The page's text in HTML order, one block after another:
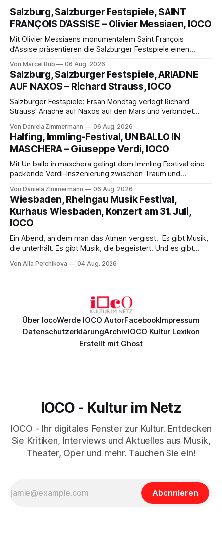
Salzburg, Salzburger Festspiele, SAINT
FRANÇOIS D’ASSISE – Olivier Messiaen, IOCO
Mit Olivier Messiaens monumentalem Saint François
d’Assise präsentieren die Salzburger Festspiele einen
eine bildgewaltige Inszenierung, Maxime Pascal entfaltet
die komplexe Partitur eindrucksvoll, Philippe Sly berührt als
Franziskus.
Von Marcel Bub 06 Aug. 2026
Salzburg, Salzburger Festspiele, ARIADNE
AUF NAXOS – Richard Strauss, IOCO
Salzburger Festspiele: Ersan Mondtag verlegt Richard
Strauss' Ariadne auf Naxos auf den Mars und verbindet
Aufführung mit starken Solisten und den Wiener
Philharmonikern, szenisch bleibt der zweite Akt jedoch
hinter den Erwartungen zurück.
Von Daniela Zimmermann 06 Aug. 2026
Halfing, Immling-Festival, UN BALLO IN
MASCHERA – Giuseppe Verdi, IOCO
Mit Un ballo in maschera gelingt dem Immling Festival eine
packende Verdi-Inszenierung zwischen Traum und
psychologische Tiefe mit starken Bildern, getragen von
einem spielfreudigen Ensemble und einer musikalisch
überzeugenden Gesamtleistung.
Von Daniela Zimmermann 06 Aug. 2026
Wiesbaden, Rheingau Musik Festival,
Kurhaus Wiesbaden, Konzert am 31. Juli,
IOCO
Ein Abend, an dem man das Atmen vergisst. Es gibt Musik,
die unterhält. Es gibt Musik, die begeistert. Und es gibt
Genau so war der Abend im Kurhaus Wiesbaden, an dem
Von Alla Perchikova 04 Aug. 2026
Über IocoWerde IOCO AutorFacebookImpressum
DatenschutzerklärungArchivIOCO Kultur Lexikon
Erstellt mit Ghost
IOCO - Kultur im Netz
IOCO - Ihr digitales Fenster zur Kultur. Entdecken
Sie Kritiken, Interviews und Aktuelles aus Musik,
Theater, Oper und mehr. Tauchen Sie ein!
Abonnieren